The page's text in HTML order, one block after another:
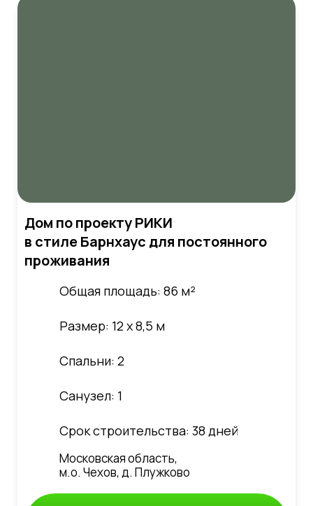
Дом по проекту РИКИ
в стиле Барнхаус для постоянного
проживания
Общая площадь: 86 м²
Размер: 12 х 8,5 м
Спальни: 2
Санузел: 1
Срок строительства: 38 дней
Московская область,
м.о. Чехов, д. Плужково